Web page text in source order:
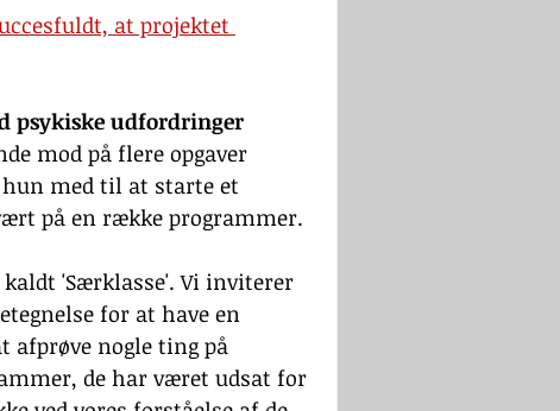
at projektet
psykiske udfordringer
mod på flere opgaver
hun med til at starte et
på en række programmer.
'Særklasse'. Vi inviterer
for at have en
afprøve nogle ting på
de har været udsat for